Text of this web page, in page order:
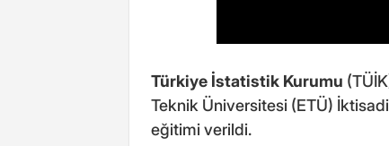
Türkiye İstatistik Kurumu
Teknik Üniversitesi (ETÜ)
eğitimi verildi.